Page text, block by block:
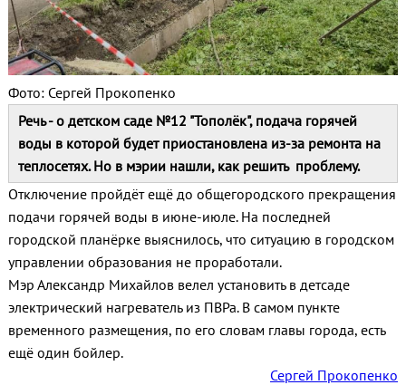
Фото: Сергей Прокопенко
Речь - о детском саде №12 "Тополёк", подача горячей
воды в которой будет приостановлена из-за ремонта на
теплосетях. Но в мэрии нашли, как решить проблему.
Отключение пройдёт ещё до общегородского прекращения
подачи горячей воды в июне-июле. На последней
городской планёрке выяснилось, что ситуацию в городском
управлении образования не проработали.
Мэр Александр Михайлов велел установить в детсаде
электрический нагреватель из ПВРа. В самом пункте
временного размещения, по его словам главы города, есть
ещё один бойлер.
Сергей Прокопенко